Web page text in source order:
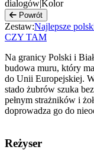
dialogówKolor
Powrót
Zestaw:Najlepsze
CZY TAM
Na granicy Polski i
budowa muru, który
do Unii Europejskiej.
stado żubrów szuka
pełnym strażników i
doprowadza go do
Reżyser